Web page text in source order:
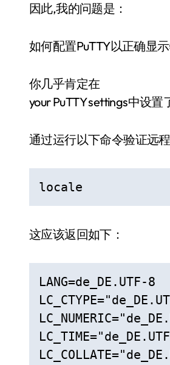
因此,我的问题是：
如何配置PuTTY以正确显
你几乎肯定在
your PuTTY settings中设
通过运行以下命令验证远
locale
这应该返回如下：
LANG=de_DE.UTF-8